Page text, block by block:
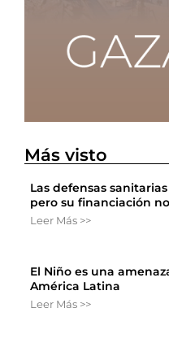
Más visto
Las defensas
pero su financiación no
Leer Más >>
El Niño es una
América Latina
Leer Más >>